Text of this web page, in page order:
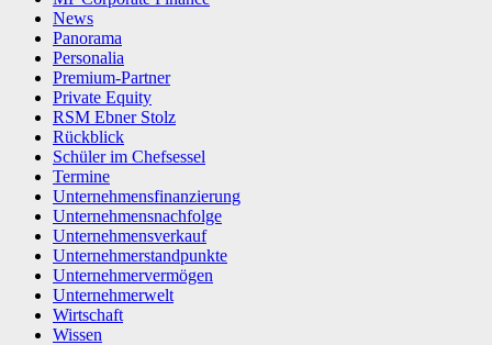
News
Panorama
Personalia
Premium-Partner
Private Equity
RSM Ebner Stolz
Rückblick
Schüler im Chefsessel
Termine
Unternehmensfinanzierung
Unternehmensnachfolge
Unternehmensverkauf
Unternehmerstandpunkte
Unternehmervermögen
Unternehmerwelt
Wirtschaft
Wissen